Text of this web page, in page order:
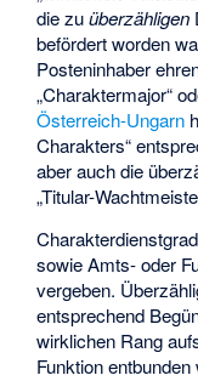
die zuüberzähligen
befördert worden
Posteninhaber
„Charaktermajor“
Österreich-Ungarn
Charakters“
aber auch die
„Titular-
sowie Amts- oder
vergeben.
entsprechend
wirklichen Rang
Funktion entbunden